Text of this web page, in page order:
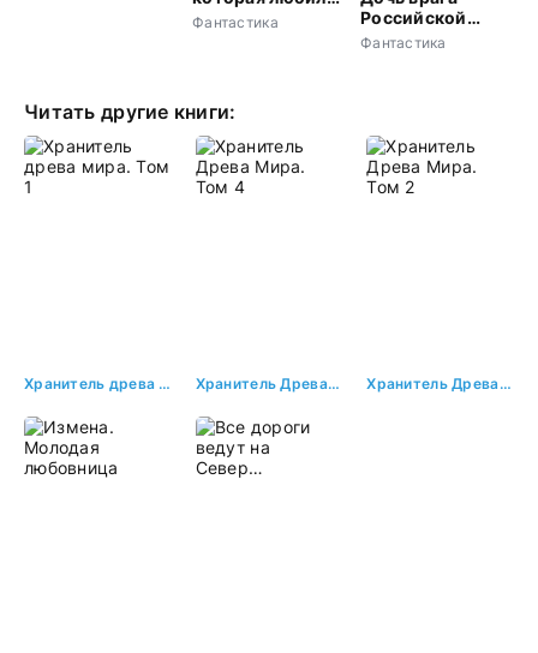
читать
Фантастика
Российской
империи.
Фантастика
Читать другие книги:
Хранитель древа мира. Том 1 Хранитель Древа Мира. Том 4 Хранитель Древа Мира. Том 2